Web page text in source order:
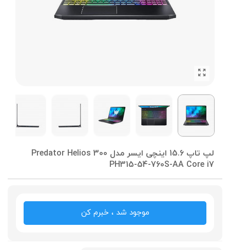
لپ تاپ 15.6 اینچی ایسر مدل Predator Helios 300
PH315-54-760S-AA Core i7
موجود شد ، خبرم کن